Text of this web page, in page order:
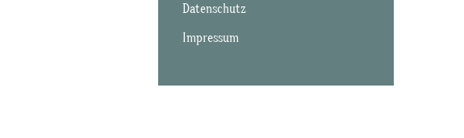
Datenschutz
Impressum